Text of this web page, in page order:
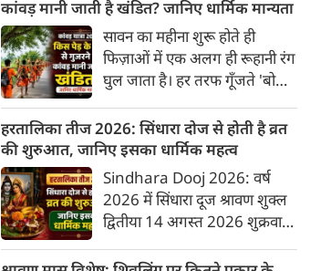
हस्त नक्षत्र के स्वामी चंद्रमा हैं, जो
मन और भावनाओं का प्रतिनिधित्व
करते हैं। सौंदर्य के कारक शुक्र का
चंद्रमा के नक्षत्र में प्रवेश सभी 12
राशियों के जीवन में रचनात्मकता,
आर्थिक स्थिति और व्यक्तिगत
संबंधों पर गहरा प्रभाव डालेगा।
कांवड़ मानी जाती है खंडित? जानिए धार्मिक मान्यता
सावन का महीना शुरू होते ही
फिज़ाओं में एक अलग ही रूहानी रंग
घुल जाता है। हर तरफ गूँजते 'बोल
रंगे श्रद्धालुओं का सैलाब इस बात
की गवाही देता है कि कांवड़ यात्रा
महज़ एक सफ़र नहीं, बल्कि महादेव
के प्रति अटूट आस्था का इम्तिहान है।
मीलों पैदल चलकर पवित्र नदियों का
जल शिव धाम तक पहुँचाना जितना
कठिन है, उतना ही कड़ा है इस यात्रा
हरतालिका तीज 2026: सिंधारा दोज से होती है व्रत
की शुरुआत, जानिए इसका धार्मिक महत्व
Sindhara Dooj 2026: वर्ष
2026 में सिंधारा दूज श्रावण शुक्ल
द्वितीया 14 अगस्त 2026 शुक्रवार
एक दिन पहले मनाया जाता है।